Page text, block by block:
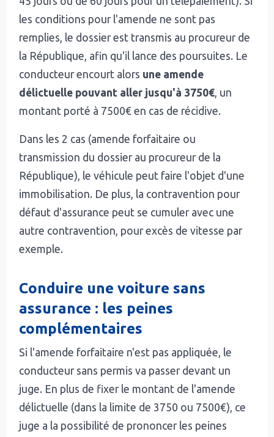
les conditions pour l'amende ne sont pas
remplies, le dossier est transmis au procureur de
la République, afin qu'il lance des poursuites. Le
conducteur encourt alors une amende
délictuelle pouvant aller jusqu'à 3750€, un
montant porté à 7500€ en cas de récidive.
Dans les 2 cas (amende forfaitaire ou
transmission du dossier au procureur de la
République), le véhicule peut faire l'objet d'une
immobilisation. De plus, la contravention pour
défaut d'assurance peut se cumuler avec une
autre contravention, pour excès de vitesse par
exemple.
Conduire une voiture sans
assurance : les peines
complémentaires
Si l'amende forfaitaire n'est pas appliquée, le
conducteur sans permis va passer devant un
juge. En plus de fixer le montant de l'amende
délictuelle (dans la limite de 3750 ou 7500€), ce
juge a la possibilité de prononcer les peines